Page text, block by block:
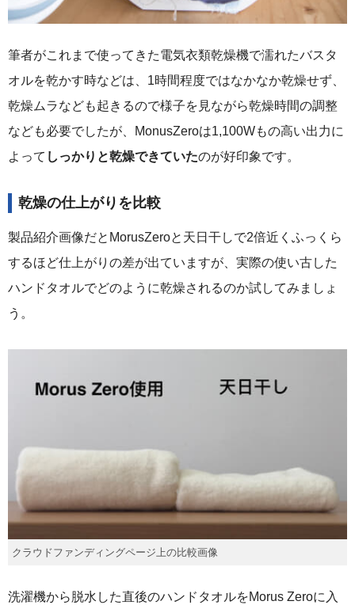
筆者がこれまで使ってきた電気衣類乾燥機で濡れたバスタ
オルを乾かす時などは、1時間程度ではなかなか乾燥せず、
乾燥ムラなども起きるので様子を見ながら乾燥時間の調整
なども必要でしたが、MonusZeroは1,100Wもの高い出力に
よって しっかりと乾燥できていたのが好印象です。
乾燥の仕上がりを比較
製品紹介画像だとMorusZeroと天日干しで2倍近くふっくら
するほど仕上がりの差が出ていますが、実際の使い古した
ハンドタオルでどのように乾燥されるのか試してみましょ
う。
クラウドファンディングページ上の比較画像
洗濯機から脱水した直後のハンドタオルをMorus Zeroに入